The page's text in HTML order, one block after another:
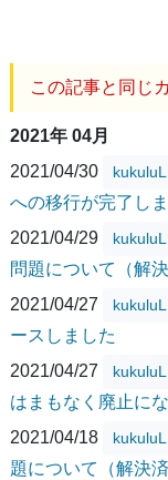
この記事と同じ
2021年 04月
2021/04/30
への移行が完了し
2021/04/29
問題について（解決
2021/04/27
ースしました
2021/04/27
はまもなく廃止に
2021/04/18
題について（解決済